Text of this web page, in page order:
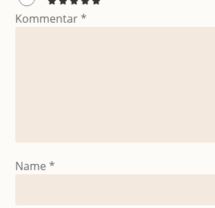
Kommentar*
Name*